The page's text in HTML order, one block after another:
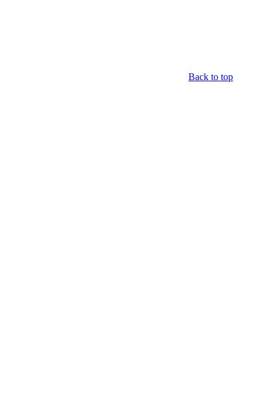
Back to top